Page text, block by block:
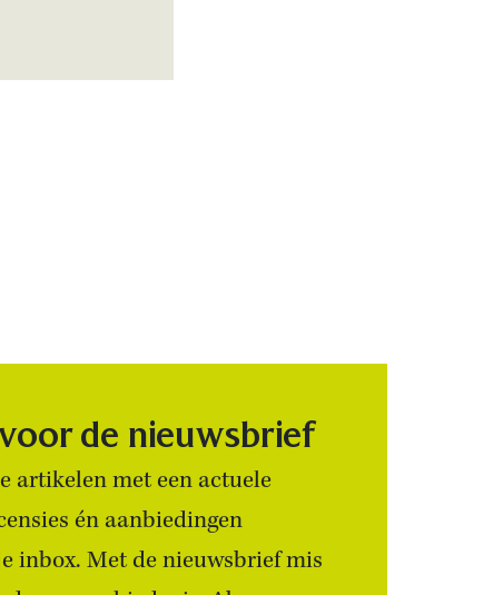
de nieuwsbrief
artikelen met een actuele
én aanbiedingen
inbox. Met de nieuwsbrief mis